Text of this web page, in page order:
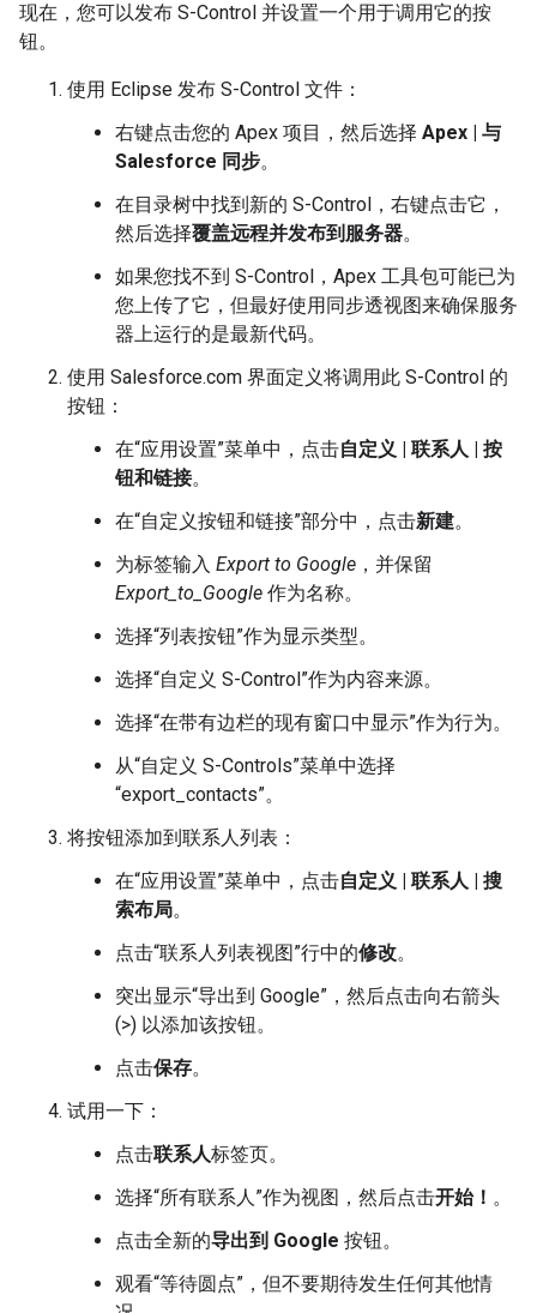
现在，您可以发布 S-Control 并设置一个用于调用它的按
钮。
使用 Eclipse 发布 S-Control 文件：
右键点击您的 Apex 项目，然后选择 Apex | 与
Salesforce 同步。
在目录树中找到新的 S-Control，右键点击它，
然后选择覆盖远程并发布到服务器。
如果您找不到 S-Control，Apex 工具包可能已为
您上传了它，但最好使用同步透视图来确保服务
器上运行的是最新代码。
使用 Salesforce.com 界面定义将调用此 S-Control 的
按钮：
在“应用设置”菜单中，点击自定义 | 联系人 | 按
钮和链接。
在“自定义按钮和链接”部分中，点击新建。
为标签输入 Export to Google ，并保留
Export_to_Google 作为名称。
选择“列表按钮”作为显示类型。
选择“自定义 S-Control”作为内容来源。
选择“在带有边栏的现有窗口中显示”作为行为。
从“自定义 S-Controls”菜单中选择
“export_contacts”。
将按钮添加到联系人列表：
在“应用设置”菜单中，点击自定义 | 联系人 | 搜
索布局。
点击“联系人列表视图”行中的修改。
突出显示“导出到 Google”，然后点击向右箭头
(>) 以添加该按钮。
点击保存。
试用一下：
点击联系人标签页。
选择“所有联系人”作为视图，然后点击开始！ 。
点击全新的导出到 Google 按钮。
观看“等待圆点”，但不要期待发生任何其他情